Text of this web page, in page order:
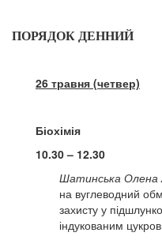
ПОРЯДОК ДЕННИЙ
26 травня (четвер)
Біохімія
10.30 – 12.30
Шатинська Олена
на вуглеводний
захисту у
індукованим